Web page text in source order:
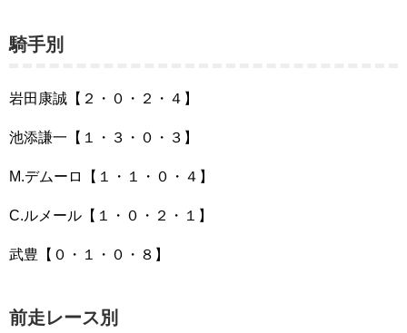
騎手別
岩田康誠【２・０・２・４】
池添謙一【１・３・０・３】
M.デムーロ【１・１・０・４】
C.ルメール【１・０・２・１】
武豊【０・１・０・８】
前走レース別